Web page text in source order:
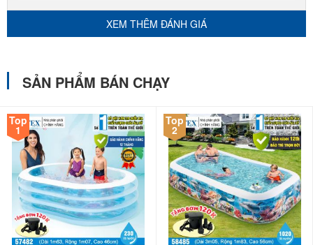
XEM THÊM ĐÁNH GIÁ
SẢN PHẨM BÁN CHẠY
Top
1
Top
2